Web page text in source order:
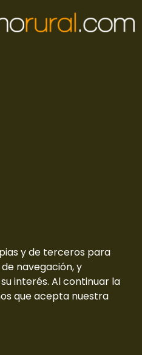
y de terceros para
navegación, y
interés. Al continuar la
que acepta nuestra